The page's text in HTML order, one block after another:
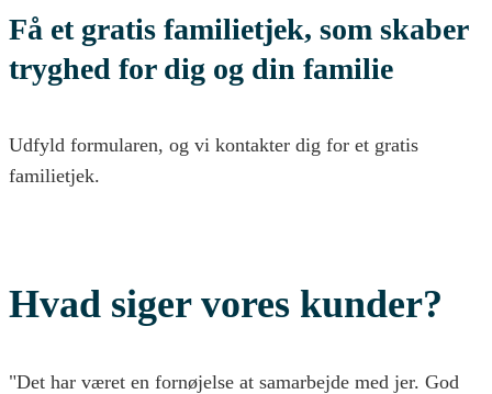
Få et gratis familietjek, som skaber
tryghed for dig og din familie
Udfyld formularen, og vi kontakter dig for et gratis
familietjek.
Hvad siger vores kunder?
"Det har været en fornøjelse at samarbejde med jer. God